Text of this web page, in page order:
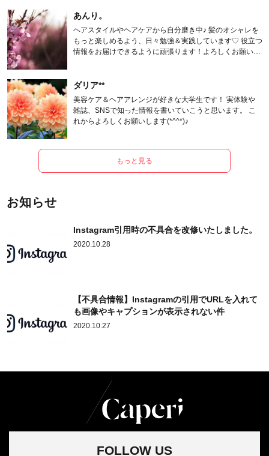
あんり。
ヘアスタイルやヘアケアから自分磨き中♪ 髪のオシャレを
もっと楽しめるよう、日々勉強＆実践しています♡ 役立つ
情報をお届けできるように頑張ります！よろしくお願いし
ダリア**
美容ケア＆ヘアアレンジが好きな大学生です！ 実体験や
雑誌、SNSで知った情報を書いていこうと思います。 こ
れからよろしくお願いします(*^^*)♪
もっと見る
お知らせ
Instagram引用時の不具合を改修いたしました。
2020.10.28
【不具合情報】Instagramの引用でURLを入れて
も画像やキャプションが表示されない件
2020.10.27
FOLLOW US